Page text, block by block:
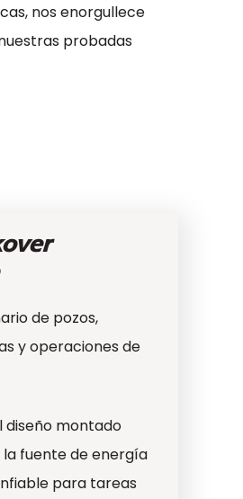
nos enorgullece
probadas
de pozos,
y operaciones de
diseño montado
fuente de energía
para tareas